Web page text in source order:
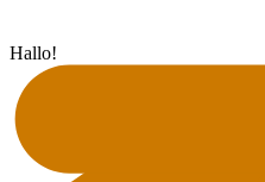
Hallo!